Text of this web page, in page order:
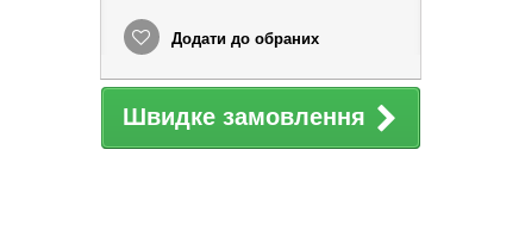
Додати до обраних
Швидке замовлення